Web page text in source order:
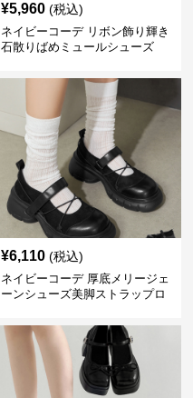
¥5,960 (税込)
ネイビーコーデ リボン飾り輝き
石散りばめミュールシューズ
¥6,110 (税込)
ネイビーコーデ 厚底メリージェ
ーンシューズ美脚ストラップロ